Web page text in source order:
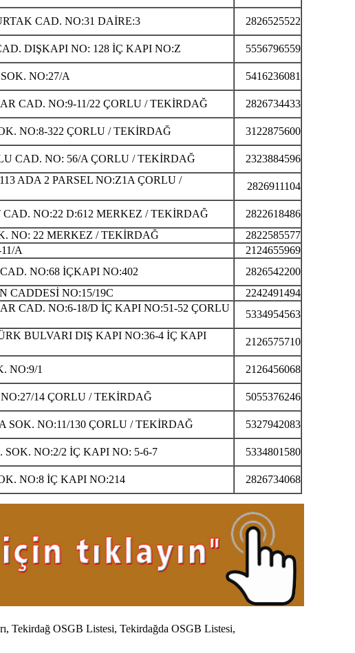
CAD. NO:31 DAİRE:3 2826525522
DIŞKAPI NO: 128 İÇ KAPI NO:Z 5556796559
NO:27/A 5416236081
CAD. NO:9-11/22 ÇORLU / TEKİRDAĞ 2826734433
NO:8-322 ÇORLU / TEKİRDAĞ 3122875600
CAD. NO: 56/A ÇORLU / TEKİRDAĞ 2323884596
ADA 2 PARSEL NO:Z1A ÇORLU /
2826911104
NO:22 D:612 MERKEZ / TEKİRDAĞ
2822618486
NO: 22 MERKEZ / TEKİRDAĞ
2822585577
A
2124655969
NO:68 İÇKAPI NO:402
2826542200
CADDESİ NO:15/19C
2242491494
CAD. NO:6-18/D İÇ KAPI NO:51-52 ÇORLU
5334954563
BULVARI DIŞ KAPI NO:36-4 İÇ KAPI
2126575710
NO:9/1 2126456068
14 ÇORLU / TEKİRDAĞ 5055376246
NO:11/130 ÇORLU / TEKİRDAĞ
5327942083
NO:2/2 İÇ KAPI NO: 5-6-7 5334801580
NO:8 İÇ KAPI NO:214 2826734068
Tekirdağ OSGB Listesi, Tekirdağda OSGB Listesi,